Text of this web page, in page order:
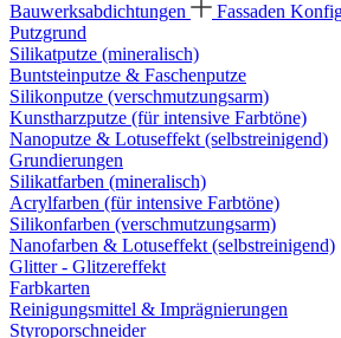
Bauwerksabdichtungen
Fassaden
Putzgrund
Silikatputze (mineralisch)
Buntsteinputze & Faschenputze
Silikonputze (verschmutzungsarm)
Kunstharzputze (für intensive Farbtöne)
Nanoputze & Lotuseffekt (selbstreinigend)
Grundierungen
Silikatfarben (mineralisch)
Acrylfarben (für intensive Farbtöne)
Silikonfarben (verschmutzungsarm)
Nanofarben & Lotuseffekt (selbstreinigend)
Glitter - Glitzereffekt
Farbkarten
Reinigungsmittel & Imprägnierungen
Styroporschneider